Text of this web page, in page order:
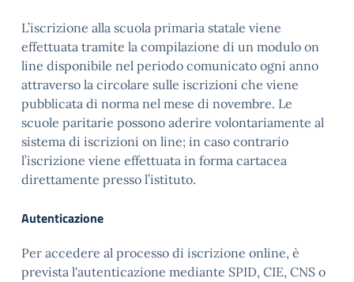
L’iscrizione alla scuola primaria statale viene
effettuata tramite la compilazione di un modulo on
line disponibile nel periodo comunicato ogni anno
attraverso la circolare sulle iscrizioni che viene
pubblicata di norma nel mese di novembre. Le
scuole paritarie possono aderire volontariamente al
sistema di iscrizioni on line; in caso contrario
l’iscrizione viene effettuata in forma cartacea
direttamente presso l’istituto.
Autenticazione
Per accedere al processo di iscrizione online, è
prevista l'autenticazione mediante SPID, CIE, CNS o